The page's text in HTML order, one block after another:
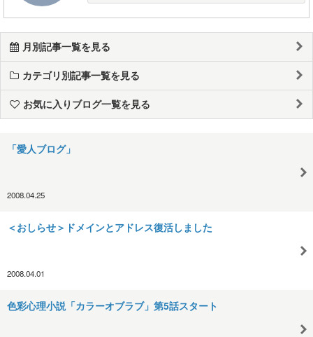
月別記事一覧を見る
カテゴリ別記事一覧を見る
お気に入りブログ一覧を見る
「愛人ブログ」
2008.04.25
＜おしらせ＞ドメインとアドレス復活しました
2008.04.01
色彩心理小説「カラーオブラブ」第5話スタート